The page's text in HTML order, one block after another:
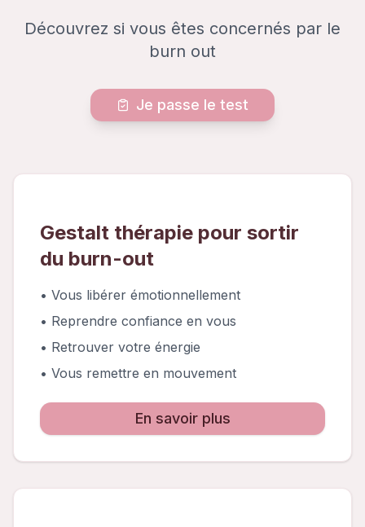
Découvrez si vous êtes concernés par le
burn out
Je passe le test
Gestalt thérapie pour sortir
du burn-out
• Vous libérer émotionnellement
• Reprendre confiance en vous
• Retrouver votre énergie
• Vous remettre en mouvement
En savoir plus